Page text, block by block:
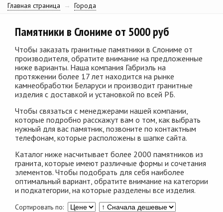
Главная страница → Города
Памятники в Слониме от 5000 руб
Чтобы заказать гранитные памятники в Слониме от
производителя, обратите внимание на предложенные
ниже варианты. Наша компания Габриэль на
протяжении более 17 лет находится на рынке
камнеобработки Беларуси и производит гранитные
изделия с доставкой и установкой по всей РБ.
Чтобы связаться с менеджерами нашей компании,
которые подробно расскажут вам о том, как выбрать
нужный для вас памятник, позвоните по контактным
телефонам, которые расположены в шапке сайта.
Каталог ниже насчитывает более 2000 памятников из
гранита, которые имеют различные формы и сочетания
элементов. Чтобы подобрать для себя наиболее
оптимальный вариант, обратите внимание на категории
и подкатегории, на которые разделены все изделия.
Сортировать по: